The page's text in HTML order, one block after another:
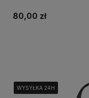
80,00 zł
WYSYŁKA 24H
WYSYŁKA 24H
WYSYŁKA 24H
WYSYŁKA 24H